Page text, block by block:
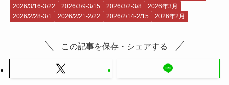
2026/3/16-3/22
2026/3/9-3/15 2026/3/2-3/8
2026年3月
2026/2/28-3/1
2026/2/21-2/22 2026/2/14-2/15 2026年2月
この記事を保存・シェアする